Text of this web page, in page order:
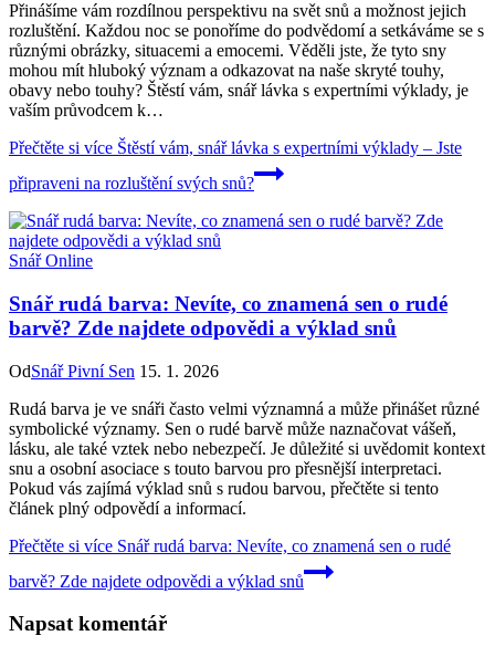
Přinášíme vám rozdílnou perspektivu na svět snů a možnost jejich
rozluštění. Každou noc se ponoříme do podvědomí a setkáváme se s
různými obrázky, situacemi a emocemi. Věděli jste, že tyto sny
mohou mít hluboký význam a odkazovat na naše skryté touhy,
obavy nebo touhy? Štěstí vám, snář lávka s expertními výklady, je
vaším průvodcem k…
Přečtěte si více Štěstí vám, snář lávka s expertními výklady – Jste
připraveni na rozluštění svých snů?
Snář Online
Snář rudá barva: Nevíte, co znamená sen o rudé
barvě? Zde najdete odpovědi a výklad snů
OdSnář Pivní Sen 15. 1. 2026
Rudá barva je ve snáři často velmi významná a může přinášet různé
symbolické významy. Sen o rudé barvě může naznačovat vášeň,
lásku, ale také vztek nebo nebezpečí. Je důležité si uvědomit kontext
snu a osobní asociace s touto barvou pro přesnější interpretaci.
Pokud vás zajímá výklad snů s rudou barvou, přečtěte si tento
článek plný odpovědí a informací.
Přečtěte si více Snář rudá barva: Nevíte, co znamená sen o rudé
barvě? Zde najdete odpovědi a výklad snů
Napsat komentář